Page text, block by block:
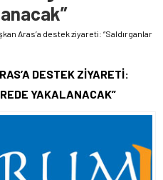
Aras’a destek ziyareti: “Saldırganlar
DESTEK ZİYARETİ:
YAKALANACAK”